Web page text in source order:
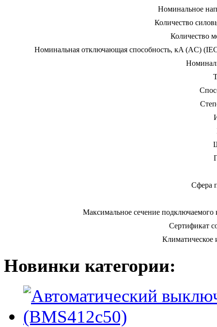
Номинальное
Количество
Количество
Номинальная отключающая способность, кA (AC)
Сфера
Максимальное сечение подключаемого
Сертификат
Климатическое
Новинки категории: